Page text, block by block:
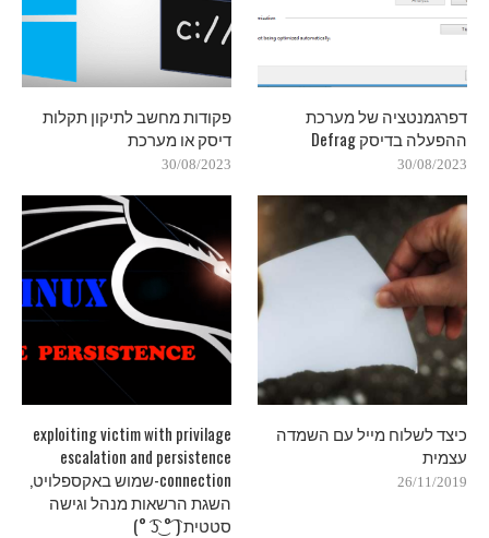
דפרגמנטציה של מערכת
ההפעלה בדיסק Defrag
30/08/2023
פקודות מחשב לתיקון תקלות
דיסק או מערכת
30/08/2023
כיצד לשלוח מייל עם השמדה
עצמית
26/11/2019
exploiting victim with privilage
escalation and persistence
connection-שמוש באקספלויט,
השגת הרשאות מנהל וגישה
סטטית ( ͡° ͜ʖ ͡°)